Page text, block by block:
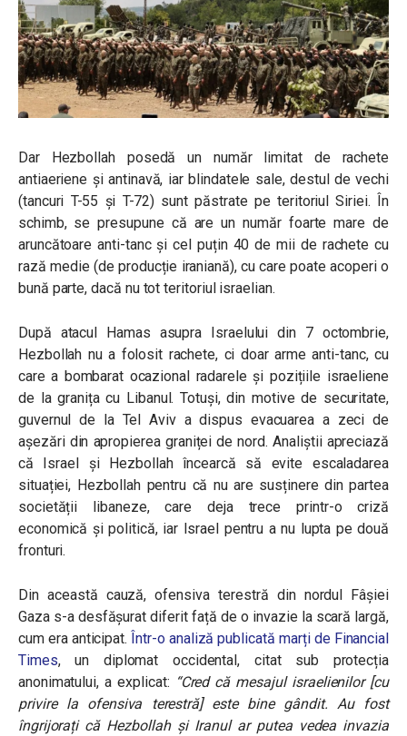
Dar Hezbollah posedă un număr limitat de rachete
antiaeriene și antinavă, iar blindatele sale, destul de vechi
(tancuri T-55 și T-72) sunt păstrate pe teritoriul Siriei. În
schimb, se presupune că are un număr foarte mare de
aruncătoare anti-tanc și cel puțin 40 de mii de rachete cu
rază medie (de producție iraniană), cu care poate acoperi o
bună parte, dacă nu tot teritoriul israelian.
După atacul Hamas asupra Israelului din 7 octombrie,
Hezbollah nu a folosit rachete, ci doar arme anti-tanc, cu
care a bombarat ocazional radarele și pozițiile israeliene
de la granița cu Libanul. Totuși, din motive de securitate,
guvernul de la Tel Aviv a dispus evacuarea a zeci de
așezări din apropierea graniței de nord. Analiștii apreciază
că Israel și Hezbollah încearcă să evite escaladarea
situației, Hezbollah pentru că nu are susținere din partea
societății libaneze, care deja trece printr-o criză
economică și politică, iar Israel pentru a nu lupta pe două
fronturi.
Din această cauză, ofensiva terestră din nordul Fâșiei
Gaza s-a desfășurat diferit față de o invazie la scară largă,
cum era anticipat. Într-o analiză publicată marți de Financial
Times, un diplomat occidental, citat sub protecția
anonimatului, a explicat: “Cred că mesajul israelienilor [cu
privire la ofensiva terestră] este bine gândit. Au fost
îngrijorați că Hezbollah și Iranul ar putea vedea invazia